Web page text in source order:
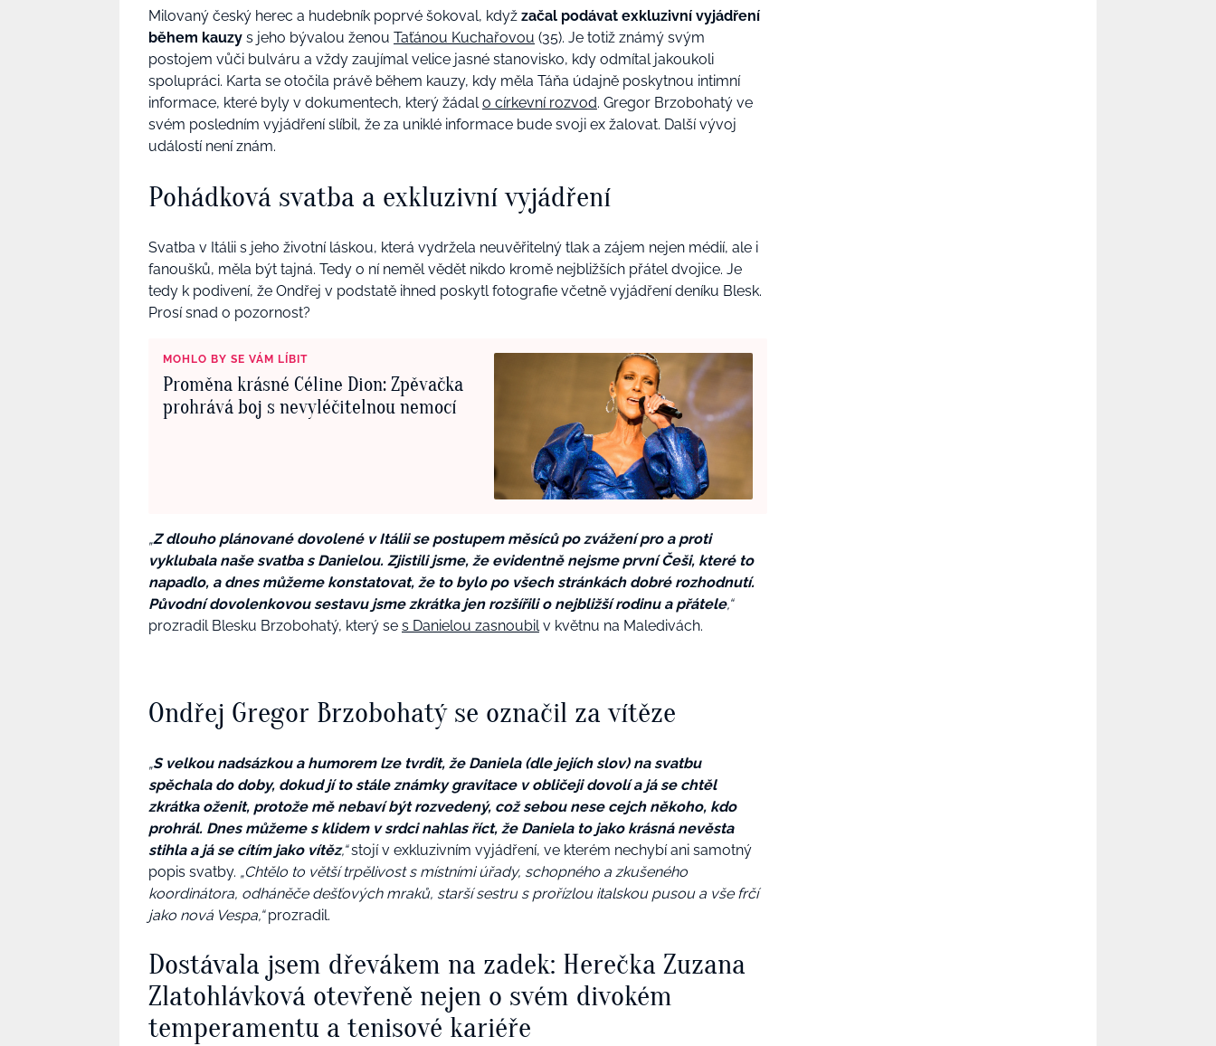
Milovaný český herec a hudebník poprvé šokoval, když začal podávat exkluzivní vyjádření
během kauzy s jeho bývalou ženou Taťánou Kuchařovou (35). Je totiž známý svým
postojem vůči bulváru a vždy zaujímal velice jasné stanovisko, kdy odmítal jakoukoli
spolupráci. Karta se otočila právě během kauzy, kdy měla Táňa údajně poskytnou intimní
informace, které byly v dokumentech, který žádalo církevní rozvod. Gregor Brzobohatý ve
svém posledním vyjádření slíbil, že za uniklé informace bude svoji ex žalovat. Další vývoj
událostí není znám.
Pohádková svatba a exkluzivní vyjádření
Svatba v Itálii s jeho životní láskou, která vydržela neuvěřitelný tlak a zájem nejen médií, ale i
fanoušků, měla být tajná. Tedy o ní neměl vědět nikdo kromě nejbližších přátel dvojice. Je
tedy k podivení, že Ondřej v podstatě ihned poskytl fotografie včetně vyjádření deníku Blesk.
Prosí snad o pozornost?
MOHLO BY SE VÁM LÍBIT
Proměna krásné Céline Dion: Zpěvačka
prohrává boj s nevyléčitelnou nemocí
„Z dlouho plánované dovolené v Itálii se postupem měsíců po zvážení pro a proti
vyklubala naše svatba s Danielou. Zjistili jsme, že evidentně nejsme první Češi, které to
napadlo, a dnes můžeme konstatovat, že to bylo po všech stránkách dobré rozhodnutí.
Původní dovolenkovou sestavu jsme zkrátka jen rozšířili o nejbližší rodinu a přátele,“
prozradil Blesku Brzobohatý, který se s Danielou zasnoubilv květnu na Maledivách.
Ondřej Gregor Brzobohatý se označil za vítěze
„S velkou nadsázkou a humorem lze tvrdit, že Daniela (dle jejích slov) na svatbu
spěchala do doby, dokud jí to stále známky gravitace v obličeji dovolí a já se chtěl
zkrátka oženit, protože mě nebaví být rozvedený, což sebou nese cejch někoho, kdo
prohrál. Dnes můžeme s klidem v srdci nahlas říct, že Daniela to jako krásná nevěsta
stihla a já se cítím jako vítěz,“stojí v exkluzivním vyjádření, ve kterém nechybí ani samotný
popis svatby. „Chtělo to větší trpělivost s místními úřady, schopného a zkušeného
koordinátora, odháněče dešťových mraků, starší sestru s prořízlou italskou pusou a vše frčí
jako nová Vespa,“ prozradil.
Dostávala jsem dřevákem na zadek: Herečka Zuzana
Zlatohlávková otevřeně nejen o svém divokém
temperamentu a tenisové kariéře